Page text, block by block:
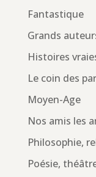
Fantastique
Grands
Histoires
Le coin des
Moyen-Age
Nos amis les
Philosophie,
Poésie,